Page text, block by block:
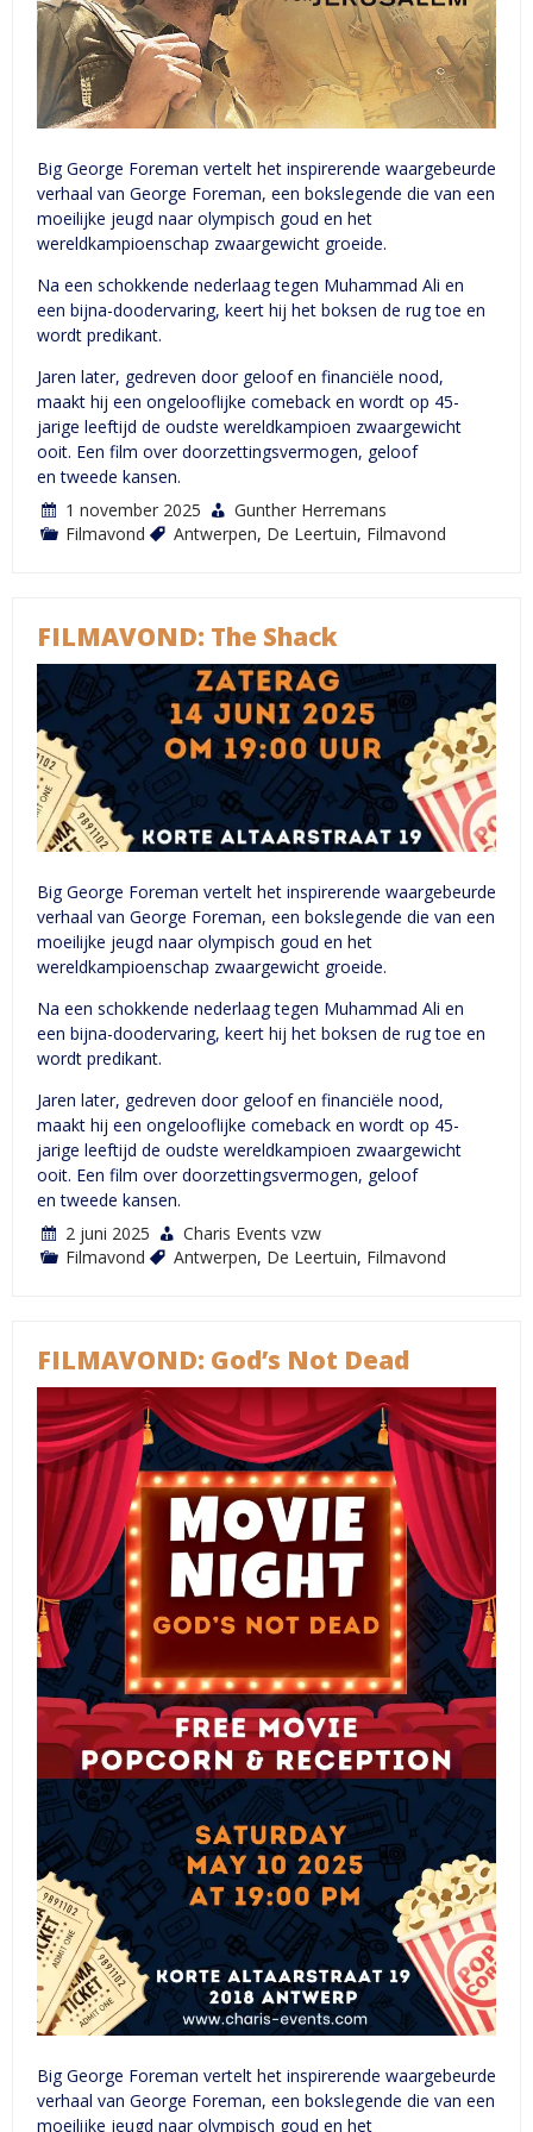
Big George Foreman vertelt het inspirerende waargebeurde
verhaal van George Foreman, een bokslegende die van een
moeilijke jeugd naar olympisch goud en het
wereldkampioenschap zwaargewicht groeide.
Na een schokkende nederlaag tegen Muhammad Ali en
een bijna-doodervaring, keert hij het boksen de rug toe en
wordt predikant.
Jaren later, gedreven door geloof en financiële nood,
maakt hij een ongelooflijke comeback en wordt op 45-
jarige leeftijd de oudste wereldkampioen zwaargewicht
ooit. Een film over doorzettingsvermogen, geloof
en tweede kansen.
1 november 2025
Gunther Herremans
Filmavond
Antwerpen, De Leertuin, Filmavond
FILMAVOND: The Shack
Big George Foreman vertelt het inspirerende waargebeurde
verhaal van George Foreman, een bokslegende die van een
moeilijke jeugd naar olympisch goud en het
wereldkampioenschap zwaargewicht groeide.
Na een schokkende nederlaag tegen Muhammad Ali en
een bijna-doodervaring, keert hij het boksen de rug toe en
wordt predikant.
Jaren later, gedreven door geloof en financiële nood,
maakt hij een ongelooflijke comeback en wordt op 45-
jarige leeftijd de oudste wereldkampioen zwaargewicht
ooit. Een film over doorzettingsvermogen, geloof
en tweede kansen.
2 juni 2025
Charis Events vzw
Filmavond
Antwerpen, De Leertuin, Filmavond
FILMAVOND: God’s Not Dead
Big George Foreman vertelt het inspirerende waargebeurde
verhaal van George Foreman, een bokslegende die van een
moeilijke jeugd naar olympisch goud en het